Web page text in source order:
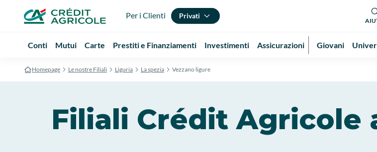
Per i Clienti Privati
Conti Mutui Carte Prestiti e Finanziamenti Investimenti Assicurazioni Giovani
Homepage Le nostre Filiali Liguria La spezia Vezzano ligure
Filiali Crédit Agricole